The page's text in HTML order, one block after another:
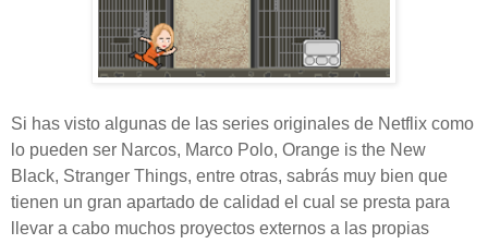
Si has visto algunas de las series originales de Netflix como
lo pueden ser Narcos, Marco Polo, Orange is the New
Black, Stranger Things, entre otras, sabrás muy bien que
tienen un gran apartado de calidad el cual se presta para
llevar a cabo muchos proyectos externos a las propias